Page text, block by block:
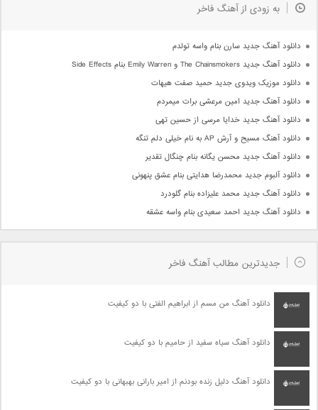
به زودی از آهنگ فاخر
دانلود آهنگ جدید سارن بنام واسه تولدم
دانلود آهنگ جدید The Chainsmokers و Emily Warren بنام Side Effects
دانلود موزیک ویدوی جدید حمید صفت هیهات
دانلود آهنگ جدید امین مرعشی برات میمردم
دانلود آهنگ جدید خدایا مرسی از حسین تهی
دانلود آهنگ مسیح و آرش AP به نام خیلی دلم تنگه
دانلود آهنگ جدید محسن یگانه بنام چنگال تقدیر
دانلود آلبوم جدید محمدرضا هدایتی بنام عشق پنهونی
دانلود آهنگ جدید محمد علیزاده بنام گلودرد
دانلود آهنگ جدید احمد سعیدی بنام واسه عشقه
جدیدترین مطالب آهنگ فاخر
دانلود آهنگ من مسم از ابراهیم الفتی با دو کیفیت
دانلود آهنگ سیاه سفید از حامیم با دو کیفیت
دانلود آهنگ دلیل زنده بودنم از امیر بارانی بهبهانی با دو کیفیت